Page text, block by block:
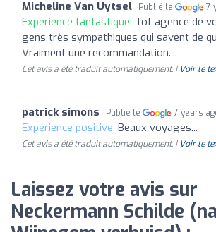
Micheline Van Uytsel Publié le 7
Expérience fantastique: Tof agence de
gens très sympathiques qui savent de
Vraiment une recommandation.
Cet avis a été traduit automatiquement. | Voir le
patrick simons Publié le 7 years
Expérience positive: Beaux voyages...
Cet avis a été traduit automatiquement. | Voir le
Laissez votre avis sur
Neckermann Schilde